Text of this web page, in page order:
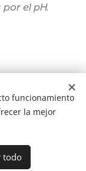
el pH.
funcionamiento
la mejor
todo